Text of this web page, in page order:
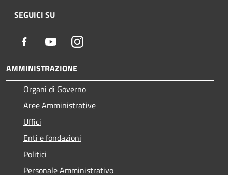
SEGUICI SU
Facebook YoutubeInstagram
AMMINISTRAZIONE
Organi di Governo
Aree Amministrative
Uffici
Enti e fondazioni
Politici
Personale Amministrativo